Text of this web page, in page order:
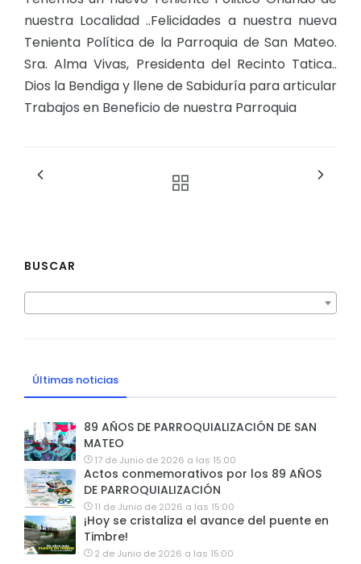
nuestra Localidad ..Felicidades a nuestra nueva
Tenienta Política de la Parroquia de San Mateo.
Sra. Alma Vivas, Presidenta del Recinto Tatica..
Dios la Bendiga y llene de Sabiduría para articular
Trabajos en Beneficio de nuestra Parroquia
BUSCAR
Últimas noticias
89 AÑOS DE PARROQUIALIZACIÓN DE SAN
MATEO
17 de Junio de 2026 a las 15:00
Actos conmemorativos por los 89 AÑOS
DE PARROQUIALIZACIÓN
11 de Junio de 2026 a las 15:00
¡Hoy se cristaliza el avance del puente en
Timbre!
2 de Junio de 2026 a las 15:00